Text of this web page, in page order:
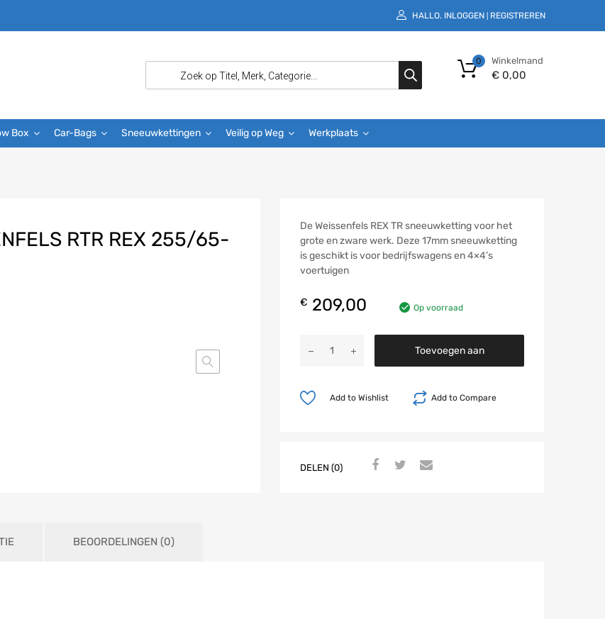
HALLO. INLOGGEN REGISTREREN
Winkelmand
€ 0,00
0
Box Car-Bags Sneeuwkettingen Veilig op Weg Werkplaats
RTR REX 255/65-
De Weissenfels REX TR sneeuwketting voor het
grote en zware werk. Deze 17mm sneeuwketting
is geschikt is voor bedrijfswagens en 4×4’s
voertuigen
€ 209,00 Op voorraad
Toevoegen aan
Add to Compare
Add to Wishlist
DELEN (0)
BEOORDELINGEN (0)